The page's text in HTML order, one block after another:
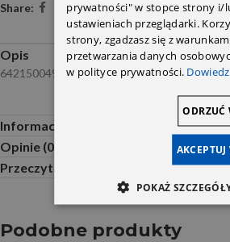
Share:
Opis
6421500494 6421500394
Informacje dodatkowe
Opinie (0)
Przeczytaj Przed Zakupem
Podobne produkty
prywatności" w stopce strony i/
ustawieniach przeglądarki.
strony, zgadzasz się z
przetwarzania danych
w polityce prywatności.
AKCEPTUJ
ODRZUĆ
POKAŻ